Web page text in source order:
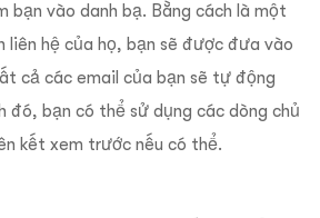
bạn vào danh bạ. Bằng cách là một
liên hệ của họ, bạn sẽ được đưa vào
cả các email của bạn sẽ tự động
đó, bạn có thể sử dụng các dòng chủ
kết xem trước nếu có thể.